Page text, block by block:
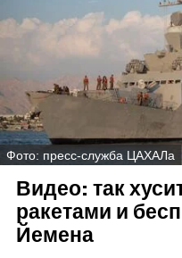
Фото: пресс-служба ЦАХАЛа
Видео: так
ракетами и
Йемена